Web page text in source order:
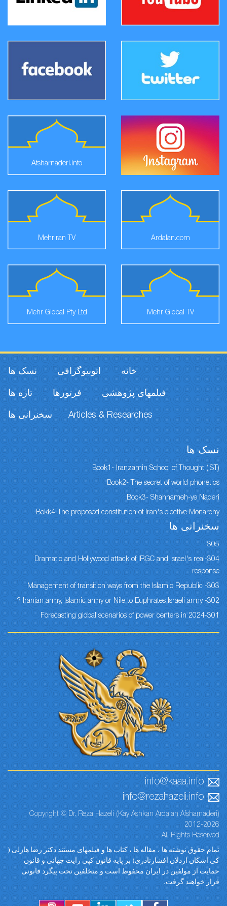
Afsharnaderi.info
Ardalan.com
Mehriran TV
Mehr Global TV
Mehr Global Pty Ltd
خانه اتوبیوگرافی نسک ها
فیلمهای پژوهشی فرتورها تازه ها
Articles & Researches سخنرانی ها
نسک ها
Book1- Iranzamin School of Thought (IST)
Book2- The secret of world phonetics
Book3- Shahnameh-ye Naderi
Bokk4-The proposed constitution of Iran's elective Monarchy
سخنرانی ها
305
304-Dramatic and Hollywood attack of IRGC and Israel's real
response
303- Management of transition ways from the Islamic Republic
302- Iranian army, Islamic army or Nile to Euphrates Israeli army ?
301-Forecasting global scenarios of power centers in 2024
info@kaaa.info
info@rezahazeli.info
Copyright © Dr. Reza Hazeli (Kay Ashkan Ardalan Afsharnaderi)
2012-2026
All Rights Reserved
تمام حقوق نوشته ها ، مقاله ها ، کتاب ها و فیلمهای مستند دکتر رضا هازلی (
کی اشکان اردلان افشارنادری) بر پایه قانون کپی رایت جهانی و قانون
حمایت از مولفین در ایران محفوظ است و متخلفین تحت پیگرد قانونی
قرار خواهند گرفت.